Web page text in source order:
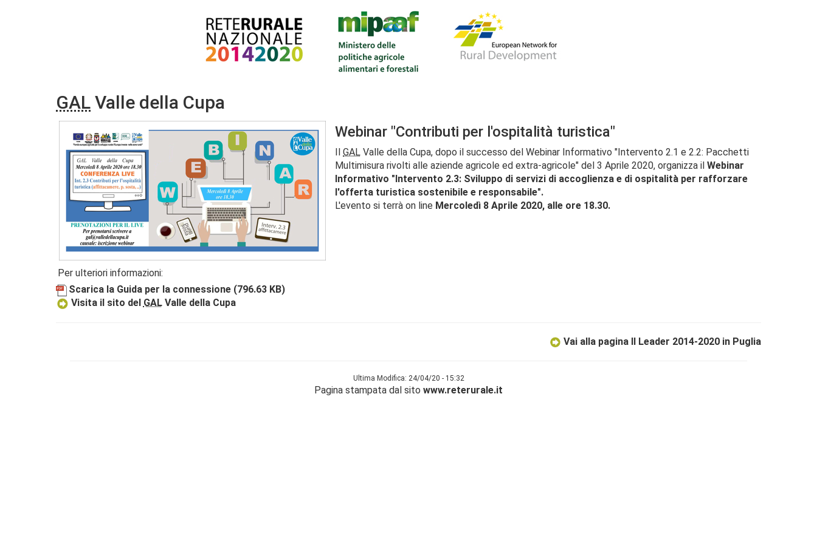
GAL Valle della Cupa
Webinar "Contributi per l'ospitalità turistica"
Il GAL Valle della Cupa, dopo il successo del Webinar Informativo "Intervento 2.1 e 2.2: Pacchetti
Multimisura rivolti alle aziende agricole ed extra-agricole" del 3 Aprile 2020, organizza il Webinar
Informativo "Intervento 2.3: Sviluppo di servizi di accoglienza e di ospitalità per rafforzare
l'offerta turistica sostenibile e responsabile".
L'evento si terrà on line Mercoledì 8 Aprile 2020, alle ore 18.30.
Per ulteriori informazioni:
Scarica la Guida per la connessione (796.63 KB)
Visita il sito del GALValle della Cupa
Vai alla pagina Il Leader 2014-2020 in Puglia
Ultima Modifica: 24/04/20 - 15:32
Pagina stampata dal sito www.reterurale.it